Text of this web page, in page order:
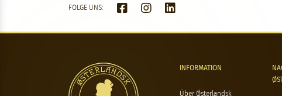
FOLGE UNS:
INFORMATION
Über Østerlandsk